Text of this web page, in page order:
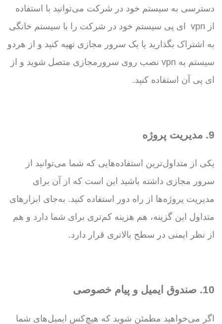
دسترسی به سیستم خود در شرکت می‌توانید با استفاده
از vpn ای پی سیستم خود در شرکت را با سیستم خانگی
به اشتراک بگذارید یا یک سرور مجازی تهیه کنید و از هردو
سیستم به vpn نصب روی سرورمجازی متصل شوید و از
ای پی آن استفاده کنید.
9. مدیریت پروژه
یکی از متداول‌ترین استفاده‌هایی که شما می‌توانید از
سرور مجازی داشته باشید این است که از آن برای
مدیریت پروژه‌ها از راه دور استفاده کنید. به‌جای ابزارهای
متداول این گزینه، هم هزینه کم‌تری برای شما دارد و هم
از نظر ایمنی در سطح بالاتری قرار دارد.
10. صندوق ایمیل و پیام خصوصی
اگر می‌خواهید مطمئن شوید که هیچ‌کس ایمیل‌های شما